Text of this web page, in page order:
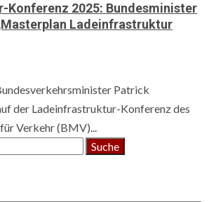
Konferenz 2025: Bundesminister
Ladeinfrastruktur
Patrick
der Ladeinfrastruktur-Konferenz des
Verkehr (BMV)...